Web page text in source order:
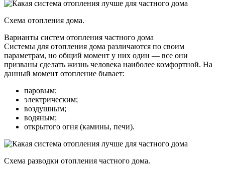
Схема отопления дома.
Варианты систем отопления частного дома
Системы для отопления дома различаются по своим
параметрам, но общий момент у них один — все они
призваны сделать жизнь человека наиболее комфортной. На
данный момент отопление бывает:
паровым;
электрическим;
воздушным;
водяным;
открытого огня (камины, печи).
Схема разводки отопления частного дома.